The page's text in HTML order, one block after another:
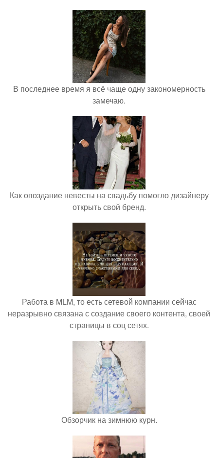
В последнее время я всё чаще одну закономерность
замечаю.
Как опоздание невесты на свадьбу помогло дизайнеру
открыть свой бренд.
Работа в MLM, то есть сетевой компании сейчас
неразрывно связана с создание своего контента, своей
страницы в соц сетях.
Обзорчик на зимнюю курн.